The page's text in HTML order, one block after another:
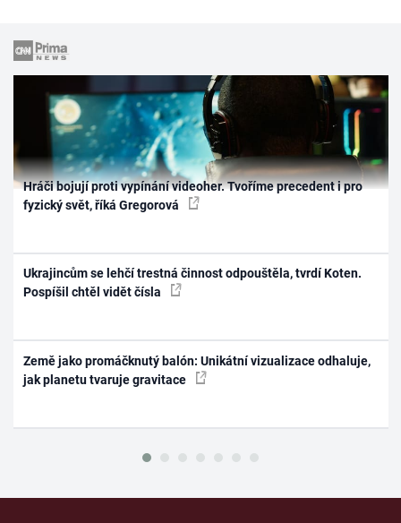
Hráči bojují proti vypínání videoher. Tvoříme precedent i pro
fyzický svět, říká Gregorová
Ukrajincům se lehčí trestná činnost odpouštěla, tvrdí Koten.
Pospíšil chtěl vidět čísla
Země jako promáčknutý balón: Unikátní vizualizace odhaluje,
jak planetu tvaruje gravitace